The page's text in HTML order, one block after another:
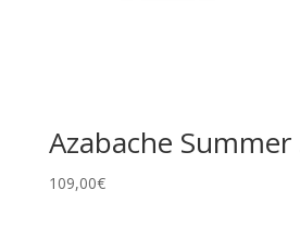
Azabache Summer
109,00€